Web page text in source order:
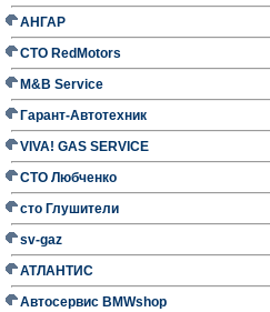
АНГАР
СТО RedMotors
M&B Service
Гарант-Автотехник
VIVA! GAS SERVICE
СТО Любченко
сто Глушители
sv-gaz
АТЛАНТИС
Автосервис BMWshop